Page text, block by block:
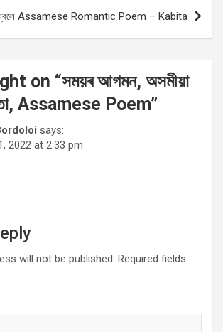
Assamese Romantic Poem – Kabita
on “সময়ৰ আগমন, অসমীয়া
Assamese Poem”
says:
2022 at 2:33 pm
will not be published. Required fields